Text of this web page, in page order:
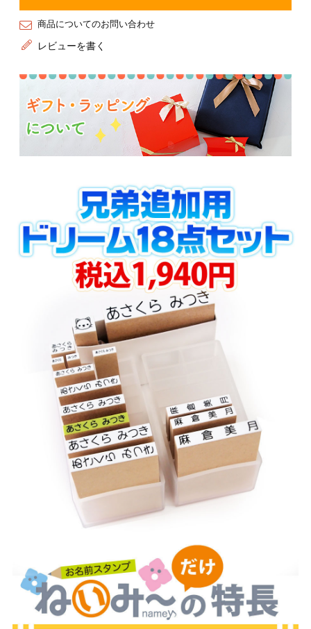
商品についてのお問い合わせ
レビューを書く